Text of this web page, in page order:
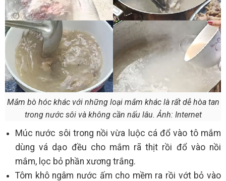
Mắm bò hóc khác với những loại mắm khác là rất dễ hòa tan
trong nước sôi và không cần nấu lâu. Ảnh: Internet
Múc nước sôi trong nồi vừa luộc cá đổ vào tô mắm
dùng vá dạo đều cho mắm rã thịt rồi đổ vào nồi
mắm, lọc bỏ phần xương trắng.
Tôm khô ngâm nước ấm cho mềm ra rồi vớt bỏ vào